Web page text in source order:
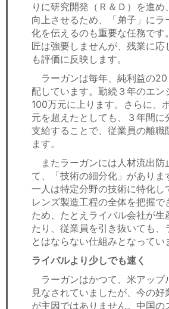
りに研究開発（Ｒ＆Ｄ）を進め
向上させるため、「弟子」にラ
化を伝えるのも重要な任務です
匠は強要しませんが、残業に応
も評価に反映します。
ラーガンは毎年、純利益の20
配しています。勤続３年のエン
100万元に上ります。さらに、
元を超えたとしても、３年間に
支給することで、従業員の離職
ます。
またラーガンには人材流出防
て、「技術の細分化」がありま
一人は特定分野の技術に特化し
レンズ製造工程の全体を把握で
ため、たとえライバル会社が生
たり、従業員を引き抜いても、
とはならない仕組みとなってい
ライバルより少しでも速く
ラーガンはかつて、米アップ
見なされていましたが、今の好
が主因ではありません。中国の